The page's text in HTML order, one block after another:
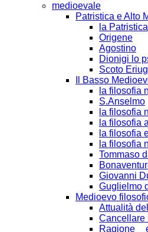
medioevale
Patristica e Alto
la Patristica
Origene
Agostino
Dionigi lo
Scoto
Il Basso
la filosofia
S.Anselmo
la filosofia
la filosofia
la filosofia
la filosofia
Tommaso
Giovanni
Guglielmo
Medioevo
Attualità
Cancellare
Ragione